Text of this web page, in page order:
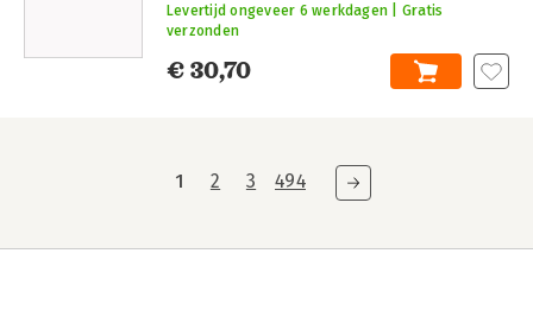
€ 30,70
Levertijd ongeveer 6 werkdagen | Gratis
verzonden
1 2 3 494